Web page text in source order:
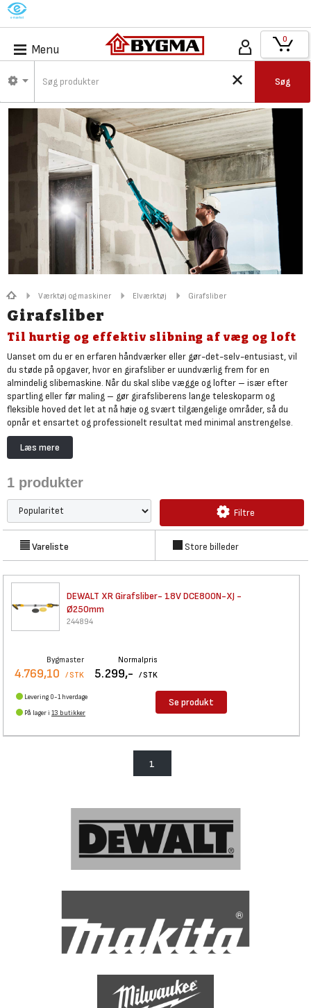
M
Menu
Søg
0
Værktøj og maskiner Elværktøj Girafsliber
Girafsliber
Til hurtig og effektiv slibning af væg og loft
Uanset om du er en erfaren håndværker eller gør-det-selv-entusiast, vil
du støde på opgaver, hvor en girafsliber er uundværlig frem for en
almindelig slibemaskine. Når du skal slibe vægge og lofter – især efter
spartling eller før maling – gør girafsliberens lange teleskoparm og
fleksible hoved det let at nå høje og svært tilgængelige områder, så du
opnår et ensartet og professionelt resultat med minimal anstrengelse.
På Bygma.dk og i Bygmas landsdækkende butikker kan både private og
professionelle købe girafslibere fra mærker som Makita og DEWALT.
Fra Bygmas udvalg af
slibeskiversamtM- og H-klasse støvsugere
og støvfrit.
Læs mere
1 produkter
Filtre
Vareliste Store billeder
DEWALT XR Girafsliber- 18VDCE800N-XJ -
Ø250mm
244894
Bygmaster
4.769,10 / STK
Normalpris
5.299,- / STK
Levering 0-1 hverdage
På lager i 13 butikker
Se produkt
1